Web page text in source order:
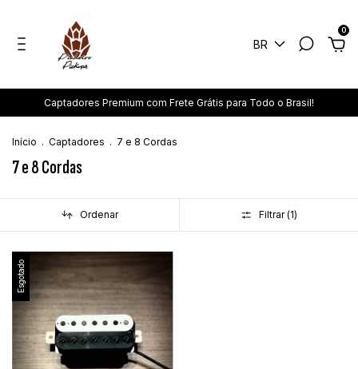
BR
0
Captadores Premium com Frete Grátis para Todo o Brasil!
Início . Captadores . 7 e 8 Cordas
7 e 8 Cordas
Ordenar Filtrar (1)
Esgotado